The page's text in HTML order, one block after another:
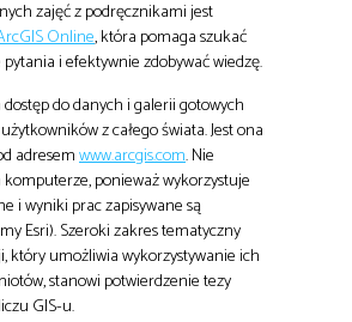
zajęć z podręcznikami jest
Online, która pomaga szukać
i efektywnie zdobywać wiedzę.
do danych i galerii gotowych
z całego świata. Jest ona
adresemwww.arcgis.com. Nie
ponieważ wykorzystuje
i wyniki prac zapisywane są
Esri). Szeroki zakres tematyczny
który umożliwia wykorzystywanie ich
stanowi potwierdzenie tezy
GIS-u.